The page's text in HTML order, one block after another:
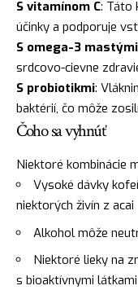
S vitamínom C: Táto
účinky a podporuje
S omega-3
srdcovo-cievne
S probiotikmi:
baktérií, čo môže
Čoho sa vyhnúť
Niektoré kombinácie
Vysoké dávky
niektorých živín z acai
Alkohol môže
Niektoré lieky na
s bioaktívnymi